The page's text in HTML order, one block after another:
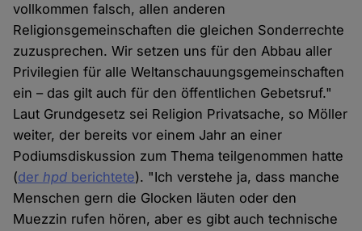
vollkommen falsch, allen anderen
Religionsgemeinschaften die gleichen Sonderrechte
zuzusprechen. Wir setzen uns für den Abbau aller
Privilegien für alle Weltanschauungsgemeinschaften
ein – das gilt auch für den öffentlichen Gebetsruf."
Laut Grundgesetz sei Religion Privatsache, so Möller
weiter, der bereits vor einem Jahr an einer
Podiumsdiskussion zum Thema teilgenommen hatte
(derhpd berichtete). "Ich verstehe ja, dass manche
Menschen gern die Glocken läuten oder den
Muezzin rufen hören, aber es gibt auch technische